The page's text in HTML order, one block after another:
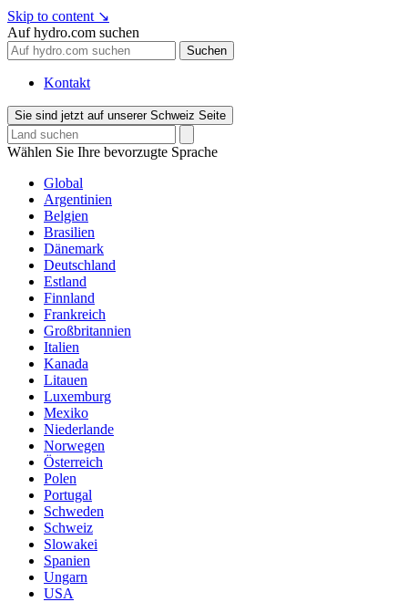
Skip to content ↘
Auf hydro.com suchen
Suchen
Kontakt
Sie sind jetzt auf unserer Schweiz Seite
Wählen Sie Ihre bevorzugte Sprache
Global
Argentinien
Belgien
Brasilien
Dänemark
Deutschland
Estland
Finnland
Frankreich
Großbritannien
Italien
Kanada
Litauen
Luxemburg
Mexiko
Niederlande
Norwegen
Österreich
Polen
Portugal
Schweden
Schweiz
Slowakei
Spanien
Ungarn
USA